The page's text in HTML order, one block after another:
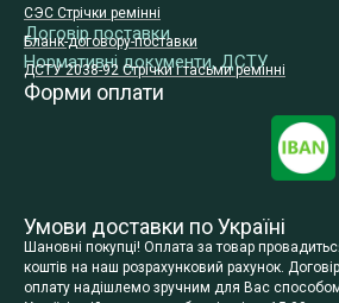
СЭС Стрічки ремінні
Договір поставки
Бланк-договору-поставки
Нормативні документи, ДСТУ
ДСТУ 2038-92 Стрічки і тасьми ремінні
Форми оплати
Умови доставки по Україні
Шановні покупці! Оплата за товар
коштів на наш розрахунковий рахунок.
оплату надішлемо зручним для Вас